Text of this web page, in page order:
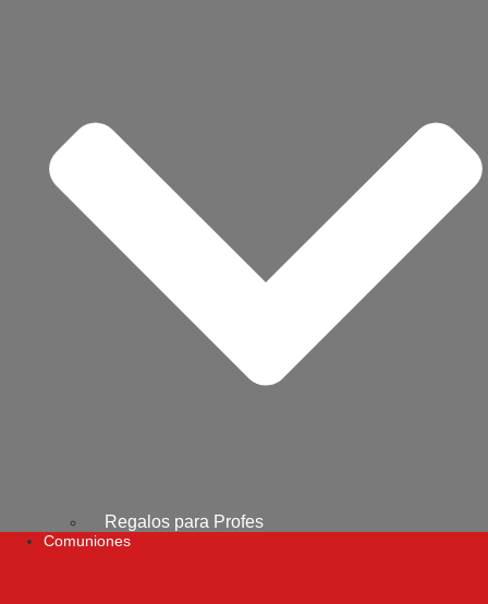
Regalos para Profes
Comuniones